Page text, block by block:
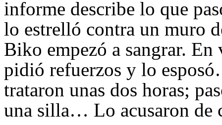
informe describe lo que
lo estrelló contra un muro
Biko empezó a sangrar.
pidió refuerzos y lo
trataron unas dos horas;
una silla… Lo acusaron de